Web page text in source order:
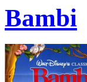
Bambi